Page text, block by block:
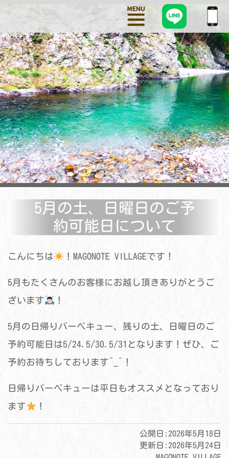
5月の土、日曜日のご予
約可能日について
こんにちは ！MAGONOTE VILLAGEです！
5月もたくさんのお客様にお越し頂きありがとうご
ざいます ！
5月の日帰りバーベキュー、残りの土、日曜日のご
予約可能日は5/24.5/30.5/31となります！ぜひ、ご
予約お待ちしております^_^！
日帰りバーベキューは平日もオススメとなっており
ます ！
公開日: 2026年5月18日
更新日: 2026年5月24日